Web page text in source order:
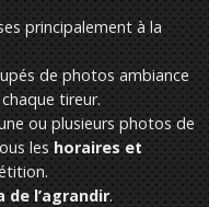
principalement à la
de photos ambiance
tireur.
ou plusieurs photos de
leshoraires et
de l’agrandir.